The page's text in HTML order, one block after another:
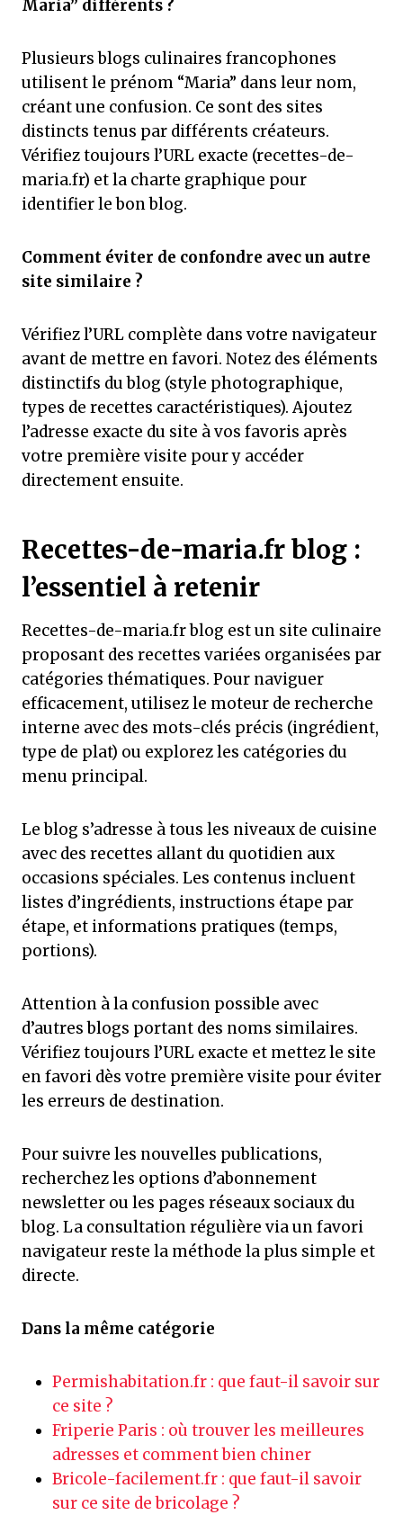
Maria” différents ?
Plusieurs blogs culinaires francophones
utilisent le prénom “Maria” dans leur nom,
créant une confusion. Ce sont des sites
distincts tenus par différents créateurs.
Vérifiez toujours l’URL exacte (recettes-de-
maria.fr) et la charte graphique pour
identifier le bon blog.
Comment éviter de confondre avec un autre
site similaire ?
Vérifiez l’URL complète dans votre navigateur
avant de mettre en favori. Notez des éléments
distinctifs du blog (style photographique,
types de recettes caractéristiques). Ajoutez
l’adresse exacte du site à vos favoris après
votre première visite pour y accéder
directement ensuite.
Recettes-de-maria.fr blog :
l’essentiel à retenir
Recettes-de-maria.fr blog est un site culinaire
proposant des recettes variées organisées par
catégories thématiques. Pour naviguer
efficacement, utilisez le moteur de recherche
interne avec des mots-clés précis (ingrédient,
type de plat) ou explorez les catégories du
menu principal.
Le blog s’adresse à tous les niveaux de cuisine
avec des recettes allant du quotidien aux
occasions spéciales. Les contenus incluent
listes d’ingrédients, instructions étape par
étape, et informations pratiques (temps,
portions).
Attention à la confusion possible avec
d’autres blogs portant des noms similaires.
Vérifiez toujours l’URL exacte et mettez le site
en favori dès votre première visite pour éviter
les erreurs de destination.
Pour suivre les nouvelles publications,
recherchez les options d’abonnement
newsletter ou les pages réseaux sociaux du
blog. La consultation régulière via un favori
navigateur reste la méthode la plus simple et
directe.
Dans la même catégorie
Permishabitation.fr : que faut-il savoir sur
ce site ?
Friperie Paris : où trouver les meilleures
adresses et comment bien chiner
Bricole-facilement.fr : que faut-il savoir
sur ce site de bricolage ?